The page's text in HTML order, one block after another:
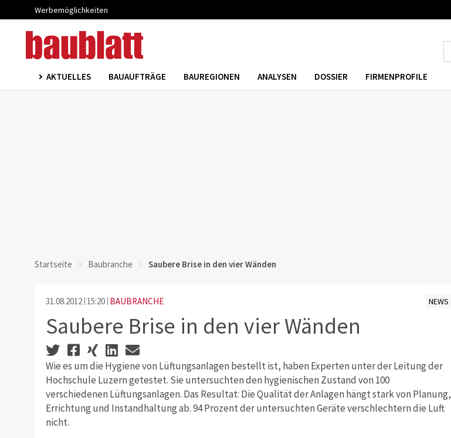
Werbemöglichkeiten
AKTUELLES BAUAUFTRÄGE BAUREGIONEN ANALYSEN DOSSIER FIRMENPROFILE
Startseite Baubranche Saubere Brise in den vier Wänden
31.08.2012 15:20 BAUBRANCHE NEWS
Saubere Brise in den vier Wänden
Wie es um die Hygiene von Lüftungsanlagen bestellt ist, haben Experten unter der Leitung der
Hochschule Luzern getestet. Sie untersuchten den hygienischen Zustand von 100
verschiedenen Lüftungsanlagen. Das Resultat: Die Qualität der Anlagen hängt stark von Planung,
Errichtung und Instandhaltung ab. 94 Prozent der untersuchten Geräte verschlechtern die Luft
nicht.